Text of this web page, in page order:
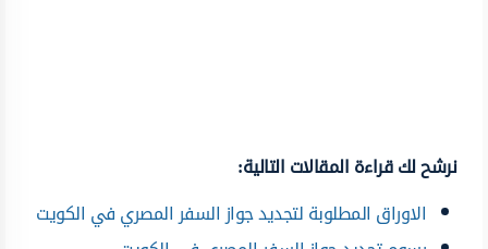
نرشح لك قراءة المقالات التالية:
الاوراق المطلوبة لتجديد جواز السفر المصري في الكويت